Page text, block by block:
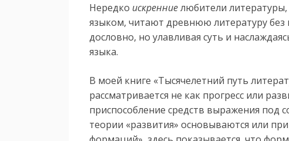
Нередко искренниелюбители литературы,
языком, читают древнюю литературу без
дословно, но улавливая суть и
языка.
В моей книге «Тысячелетний путь
рассматривается не как прогресс или
приспособление средств выражения под
теории «развития» основываются или